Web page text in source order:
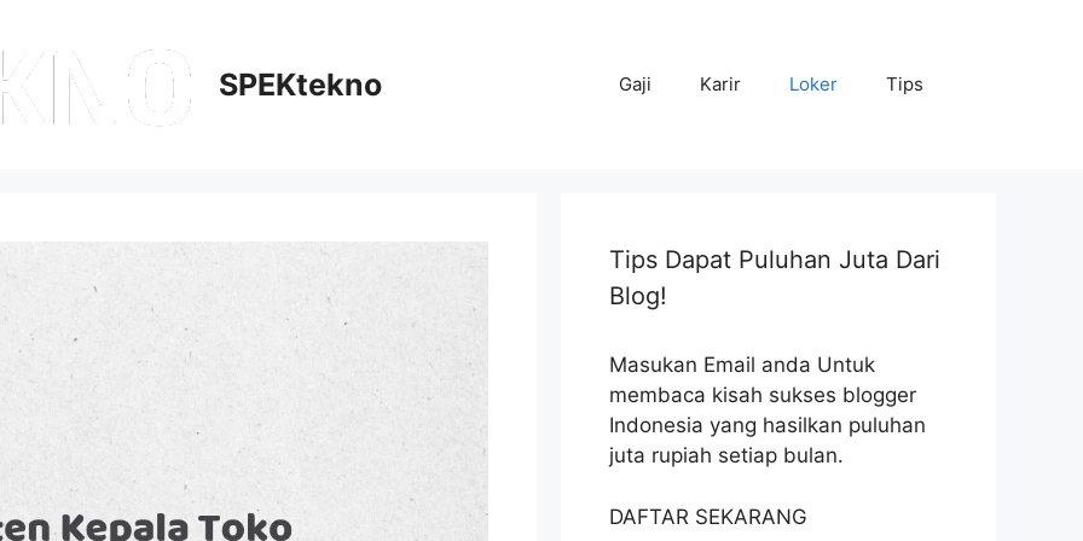
SPEKtekno Gaji Karir Loker Tips
Tips Dapat Puluhan Juta Dari
Blog!
Masukan Email anda Untuk
membaca kisah sukses blogger
Indonesia yang hasilkan puluhan
juta rupiah setiap bulan.
DAFTAR SEKARANG